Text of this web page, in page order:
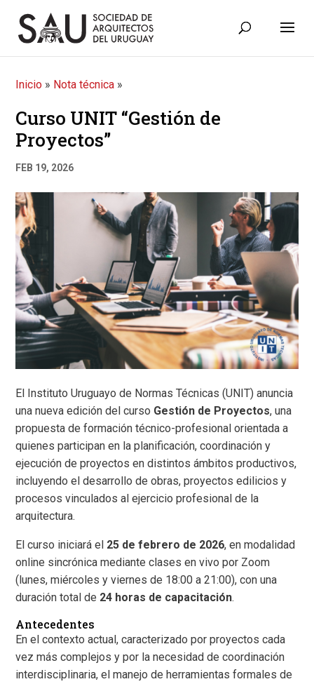
Inicio » Nota técnica »
Curso UNIT “Gestión de
Proyectos”
FEB 19, 2026
El Instituto Uruguayo de Normas Técnicas (UNIT) anuncia
una nueva edición del curso Gestión de Proyectos, una
propuesta de formación técnico-profesional orientada a
quienes participan en la planificación, coordinación y
ejecución de proyectos en distintos ámbitos productivos,
incluyendo el desarrollo de obras, proyectos edilicios y
procesos vinculados al ejercicio profesional de la
arquitectura.
El curso iniciará el 25 de febrero de 2026, en modalidad
online sincrónica mediante clases en vivo por Zoom
(lunes, miércoles y viernes de 18:00 a 21:00), con una
duración total de 24 horas de capacitación.
Antecedentes
En el contexto actual, caracterizado por proyectos cada
vez más complejos y por la necesidad de coordinación
interdisciplinaria, el manejo de herramientas formales de